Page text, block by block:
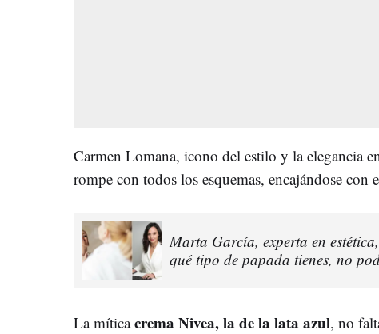
Carmen Lomana, icono del estilo y la elegancia
rompe con todos los esquemas, encajándose con
Marta García, experta en
qué tipo de papada tienes, no
La míticacrema Nivea, la de la lata azul, no